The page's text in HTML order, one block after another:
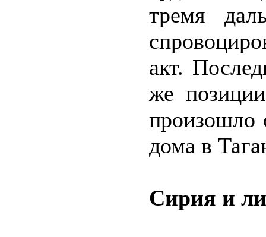
тремя
акт.
же
произошло
дома в
Сирия и